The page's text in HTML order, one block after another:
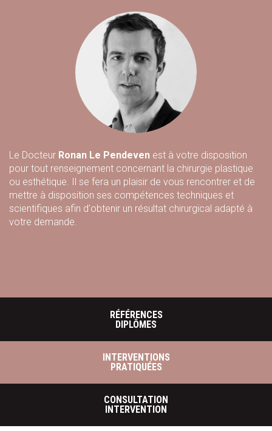
Le Docteur Ronan Le Pendeven est à votre disposition
pour tout renseignement concernant la chirurgie plastique
ou esthétique. Il se fera un plaisir de vous rencontrer et de
mettre à disposition ses compétences techniques et
scientifiques afin d'obtenir un résultat chirurgical adapté à
votre demande.
RÉFÉRENCES
DIPLÔMES
INTERVENTIONS
PRATIQUÉES
CONSULTATION
INTERVENTION